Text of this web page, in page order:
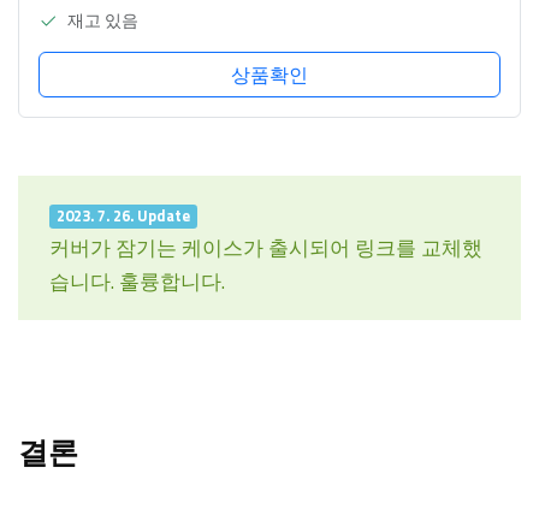
재고 있음
상품확인
2023. 7. 26. Update
커버가 잠기는 케이스가 출시되어 링크를 교체했
습니다. 훌륭합니다.
결론